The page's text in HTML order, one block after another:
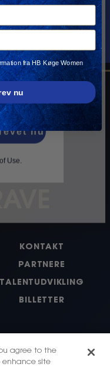
nu
Use.
KONTAKT
PARTNERE
TALENTUDVIKLING
BILLETTER
agree to the
enhance site
fra HB Køge Women
nu